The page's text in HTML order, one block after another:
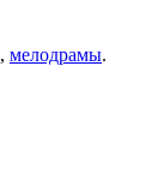
, мелодрамы.